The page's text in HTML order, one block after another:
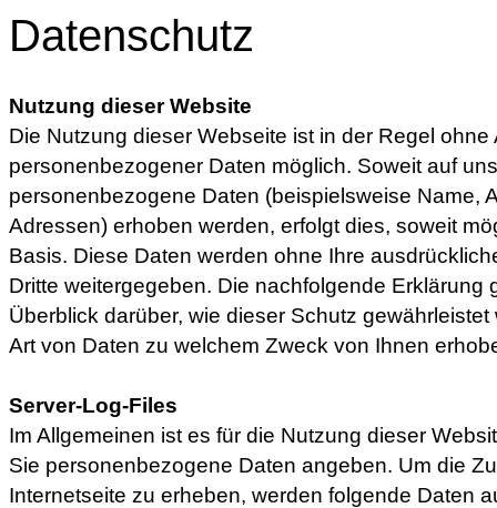
Datenschutz
Nutzung dieser Website
Die Nutzung dieser Webseite ist in der Regel ohne
personenbezogener Daten möglich. Soweit auf
personenbezogene Daten (beispielsweise Name,
Adressen) erhoben werden, erfolgt dies, soweit
Basis. Diese Daten werden ohne Ihre
Dritte weitergegeben. Die nachfolgende Erklärung
Überblick darüber, wie dieser Schutz
Art von Daten zu welchem Zweck von Ihnen
Server-Log-Files
Im Allgemeinen ist es für die Nutzung dieser
Sie personenbezogene Daten angeben. Um die
Internetseite zu erheben, werden folgende Daten